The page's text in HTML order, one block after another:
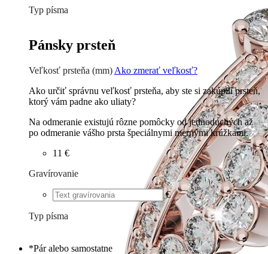
Typ písma
Pánsky prsteň
Veľkosť prsteňa (mm) Ako zmerať veľkosť?
Ako určiť správnu veľkosť prsteňa, aby ste si zakúpili prsteň,
ktorý vám padne ako uliaty?
Na odmeranie existujú rôzne pomôcky od jednoduchých až
po odmeranie vášho prsta špeciálnymi mernými krúžkami.
11 €
Gravírovanie
€
Typ písma
Písané €
*Pár alebo samostatne